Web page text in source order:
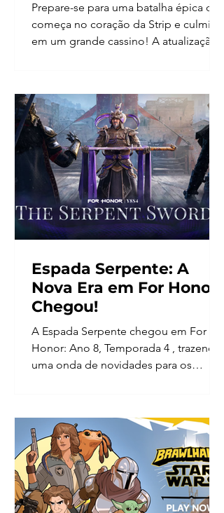
Prepare-se para uma batalha épica que
começa no coração da Strip e culmina
em um grande cassino! A atualização
Espada Serpente: A
Nova Era em For Honor
Chegou!
A Espada Serpente chegou em For
Honor: Ano 8, Temporada 4 , trazendo
uma onda de novidades para os